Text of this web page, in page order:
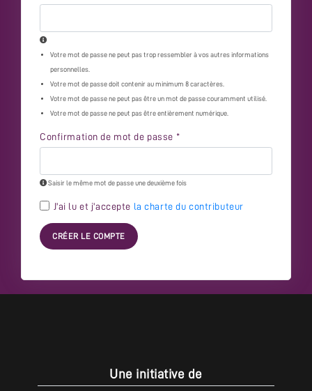
Votre mot de passe ne peut pas trop ressembler à vos autres informations
personnelles.
Votre mot de passe doit contenir au minimum 8 caractères.
Votre mot de passe ne peut pas être un mot de passe couramment utilisé.
Votre mot de passe ne peut pas être entièrement numérique.
Confirmation de mot de passe *
Saisir le même mot de passe une deuxième fois
J'ai lu et j'accepte la charte du contributeur
CRÉER LE COMPTE
Une initiative de